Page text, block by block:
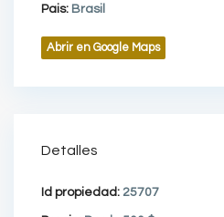
Pais: Brasil
Abrir en Google Maps
Detalles
Id propiedad: 25707